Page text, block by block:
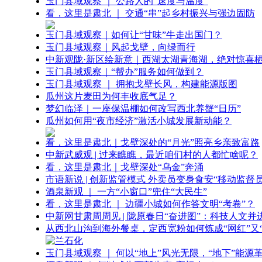
看，这里是肃北 ｜ 交通“串”起乡村振兴与强边固防
玉门县域观察｜如何让“甘味”牛走出国门？
玉门县域观察｜风起戈壁，向绿而行
中新观陇·新区绘新意｜西湖太湖青海湖，绝对惊喜
玉门县域观察｜“帮办”服务如何做到？
玉门县域观察 ｜ 拥抱戈壁长风，构建能源版图
瓜州这片麦田为何丰收底气足？
梦幻临泽｜一座保温棚如何改写西北养蟹“日历”
瓜州如何用“夜市经济”激活小城发展新动能？
看，这里是肃北｜戈壁深处的“月光”照亮乡亲致富路
中新武威观 | 过来瞧瞧，最近咱们村的人都忙啥呢？
看，这里是肃北｜戈壁深处“乌金”奔涌
市语新说 | 创新监管模式 外卖员变身食安“移动监督
酒泉新观 ｜ 一方“小窗口”兜住“大民生”
看，这里是肃北 ｜ 边疆小城如何作答文明“考卷”？
中新网甘肃周周见 | 陇原春日“奋进图”：科技人文并
从西北山沟到海外餐桌，定西宽粉如何炼成“网红”又
玉门县域观察 ｜ 何以“地上”风光无限，“地下”能源